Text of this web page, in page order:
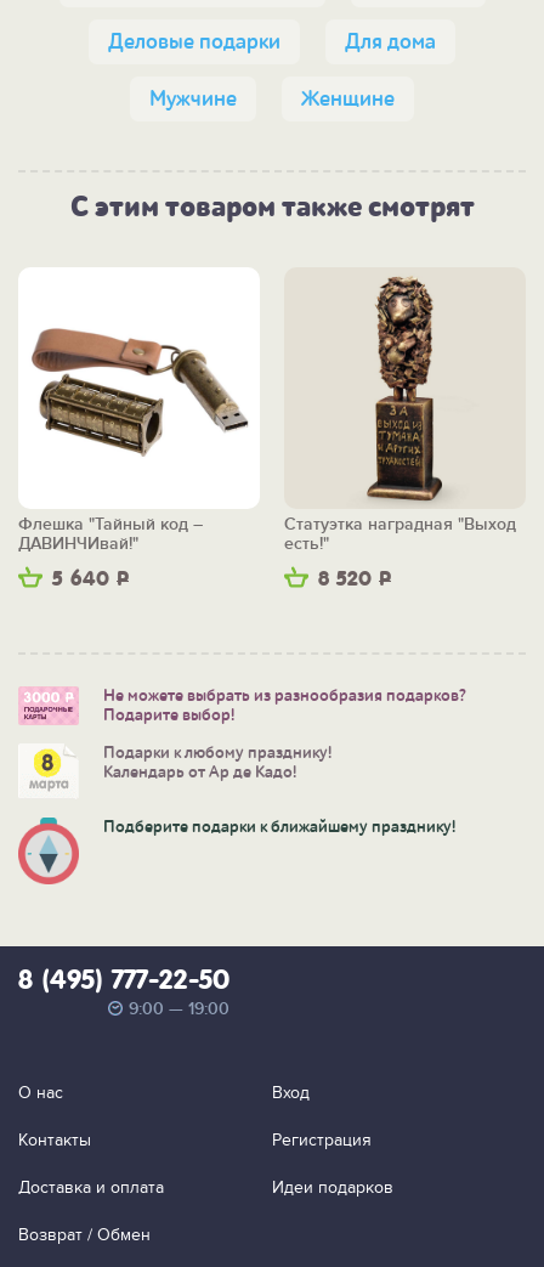
Деловые подарки Для дома
Мужчине Женщине
С этим товаром также смотрят
5 640 Р
Флешка "Тайный код –
ДАВИНЧИвай!"
8 520 Р
Статуэтка наградная "Выход
есть!"
Не можете выбрать из разнообразия подарков?
Подарите выбор!
Подарки к любому празднику!
Календарь от Ар де Кадо!
Подберите подарки к ближайшему празднику!
8 (495) 777-22-50
9:00 — 19:00
О нас
Контакты
Доставка и оплата
Возврат / Обмен
Вход
Регистрация
Идеи подарков